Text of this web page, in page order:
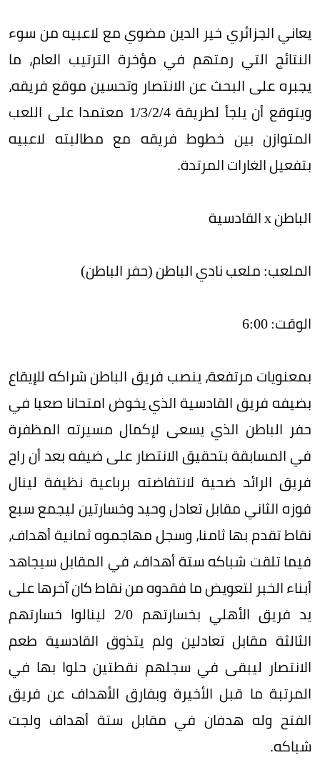
يعاني الجزائري خير الدين مضوي مع لاعبيه من سوء
النتائج التي رمتهم في مؤخرة الترتيب العام، ما
يجبره على البحث عن الانتصار وتحسين موقع فريقه،
ويتوقع أن يلجأ لطريقة 4/‏2/‏3/‏1 معتمدا على اللعب
المتوازن بين خطوط فريقه مع مطالبته لاعبيه
بتفعيل الغارات المرتدة.
الباطن x القادسية
الملعب: ملعب نادي الباطن (حفر الباطن)
الوقت: 6:00
بمعنويات مرتفعة، ينصب فريق الباطن شراكه للإيقاع
بضيفه فريق القادسية الذي يخوض امتحانا صعبا في
حفر الباطن الذي يسعى لإكمال مسيرته المظفرة
في المسابقة بتحقيق الانتصار على ضيفه بعد أن راح
فريق الرائد ضحية لانتفاضته برباعية نظيفة لينال
فوزه الثاني مقابل تعادل وحيد وخسارتين ليجمع سبع
نقاط تقدم بها ثامنا، وسجل مهاجموه ثمانية أهداف،
فيما تلقت شباكه ستة أهداف، في المقابل سيجاهد
أبناء الخبر لتعويض ما فقدوه من نقاط كان آخرها على
يد فريق الأهلي بخسارتهم 0/‏2 لينالوا خسارتهم
الثالثة مقابل تعادلين ولم يتذوق القادسية طعم
الانتصار ليبقى في سجلهم نقطتين حلوا بها في
المرتبة ما قبل الأخيرة وبفارق الأهداف عن فريق
الفتح وله هدفان في مقابل ستة أهداف ولجت
شباكه.